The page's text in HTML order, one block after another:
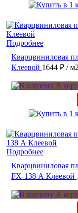
Подробнее
Кварцвиниловая
Клеевой 1644 ₽ / м2
В
Подробнее
Кварцвиниловая
FX-138 А Клеевой
В